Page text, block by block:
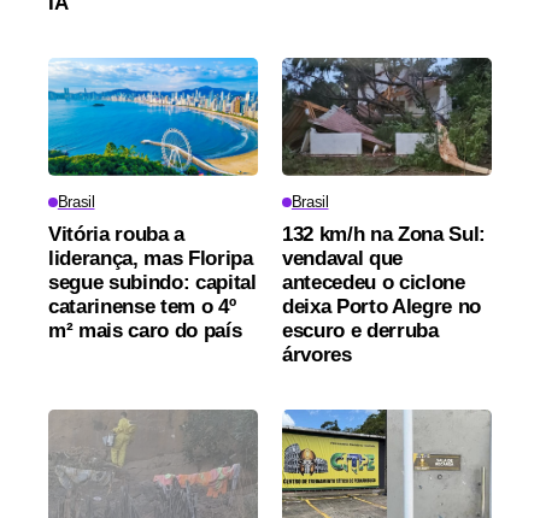
Brasil
Vitória rouba a
liderança, mas Floripa
segue subindo: capital
catarinense tem o 4º
m² mais caro do país
Brasil
132 km/h na Zona Sul:
vendaval que
antecedeu o ciclone
deixa Porto Alegre no
escuro e derruba
árvores